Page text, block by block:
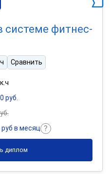
системе фитнес-
Сравнить
руб.
руб в месяц
диплом